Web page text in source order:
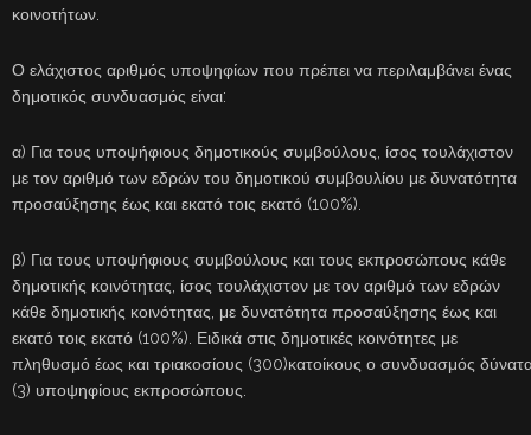
κοινοτήτων.
Ο ελάχιστος αριθμός υποψηφίων που πρέπει να περιλαμβάνει ένας
δημοτικός συνδυασμός είναι:
α) Για τους υποψήφιους δημοτικούς συμβούλους, ίσος τουλάχιστον
με τον αριθμό των εδρών του δημοτικού συμβουλίου με δυνατότητα
προσαύξησης έως και εκατό τοις εκατό (100%).
β) Για τους υποψήφιους συμβούλους και τους εκπροσώπους κάθε
δημοτικής κοινότητας, ίσος τουλάχιστον με τον αριθμό των εδρών
κάθε δημοτικής κοινότητας, με δυνατότητα προσαύξησης έως και
εκατό τοις εκατό (100%). Ειδικά στις δημοτικές κοινότητες με
πληθυσμό έως και τριακοσίους (300)κατοίκους ο συνδυασμός δύναται
(3) υποψηφίους εκπροσώπους.